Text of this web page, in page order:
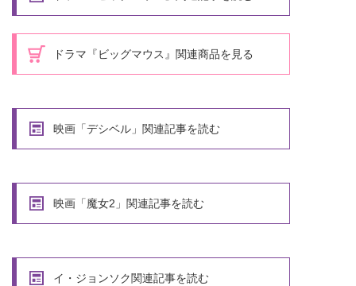
ドラマ『ビッグマウス』関連商品を見る
映画「デシベル」関連記事を読む
映画「魔女2」関連記事を読む
イ・ジョンソク関連記事を読む